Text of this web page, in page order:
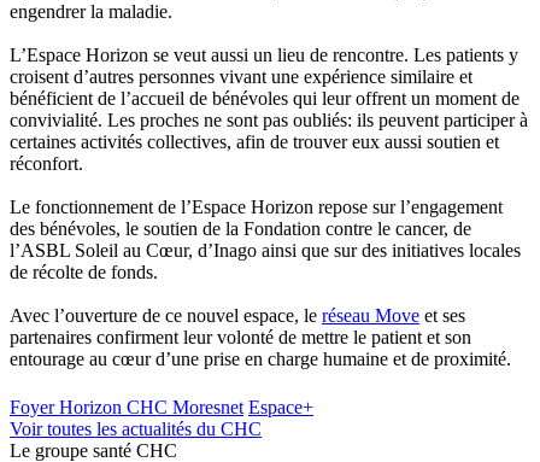
engendrer la maladie.
L’Espace Horizon se veut aussi un lieu de rencontre. Les patients y
croisent d’autres personnes vivant une expérience similaire et
bénéficient de l’accueil de bénévoles qui leur offrent un moment de
convivialité. Les proches ne sont pas oubliés: ils peuvent participer à
certaines activités collectives, afin de trouver eux aussi soutien et
réconfort.
Le fonctionnement de l’Espace Horizon repose sur l’engagement
des bénévoles, le soutien de la Fondation contre le cancer, de
l’ASBL Soleil au Cœur, d’Inago ainsi que sur des initiatives locales
de récolte de fonds.
Avec l’ouverture de ce nouvel espace, le réseau Move et ses
partenaires confirment leur volonté de mettre le patient et son
entourage au cœur d’une prise en charge humaine et de proximité.
Foyer Horizon CHC Moresnet Espace+
Voir toutes les actualités du CHC
Le groupe santé CHC